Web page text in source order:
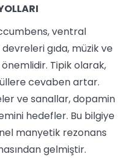
ventral
gıda, müzik ve
Tipik olarak,
cevaben artar.
ve sanallar, dopamin
hedefler. Bu bilgiye
manyetik rezonans
gelmiştir.